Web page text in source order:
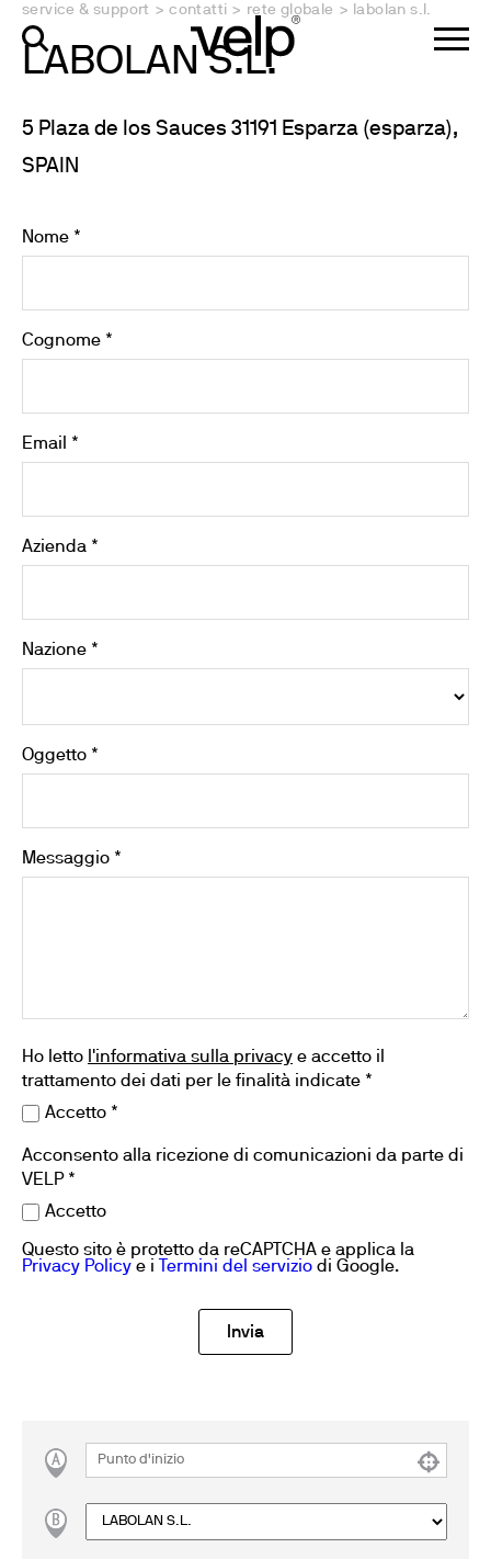
service & support > contatti > rete globale > labolan s.l.
LABOLAN S.L.
5 Plaza de los Sauces 31191 Esparza (esparza),
SPAIN
Nome *
Cognome *
Email *
Azienda *
Nazione *
Oggetto *
Messaggio *
Ho letto l'informativa sulla privacy e accetto il
trattamento dei dati per le finalità indicate *
Accetto *
Acconsento alla ricezione di comunicazioni da parte di
VELP *
Accetto
Questo sito è protetto da reCAPTCHA e applica la
Privacy Policy e i Termini del servizio di Google.